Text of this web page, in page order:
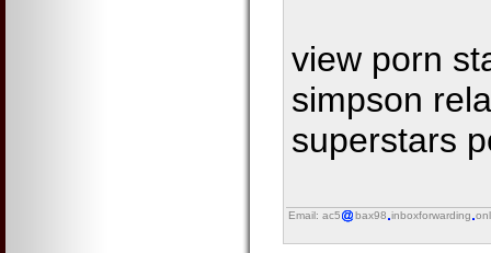
view porn
simpson
superstars
Email: ac5 bax98 inboxforwarding